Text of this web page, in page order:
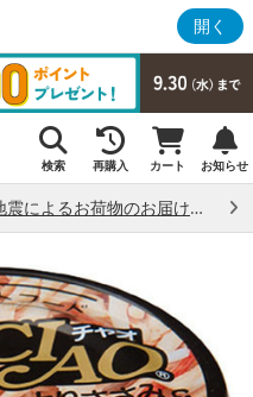
開く
検索 再購入 カート お知らせ
熊本県熊本地方で発生した地震によるお荷物のお届け状況について （7/28）